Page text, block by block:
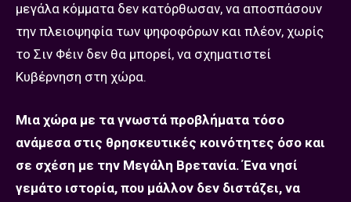
μεγάλα κόμματα δεν κατόρθωσαν, να αποσπάσουν
την πλειοψηφία των ψηφοφόρων και πλέον, χωρίς
το Σιν Φέιν δεν θα μπορεί, να σχηματιστεί
Κυβέρνηση στη χώρα.
Μια χώρα με τα γνωστά προβλήματα τόσο
ανάμεσα στις θρησκευτικές κοινότητες όσο και
σε σχέση με την Μεγάλη Βρετανία. Ένα νησί
γεμάτο ιστορία, που μάλλον δεν διστάζει, να